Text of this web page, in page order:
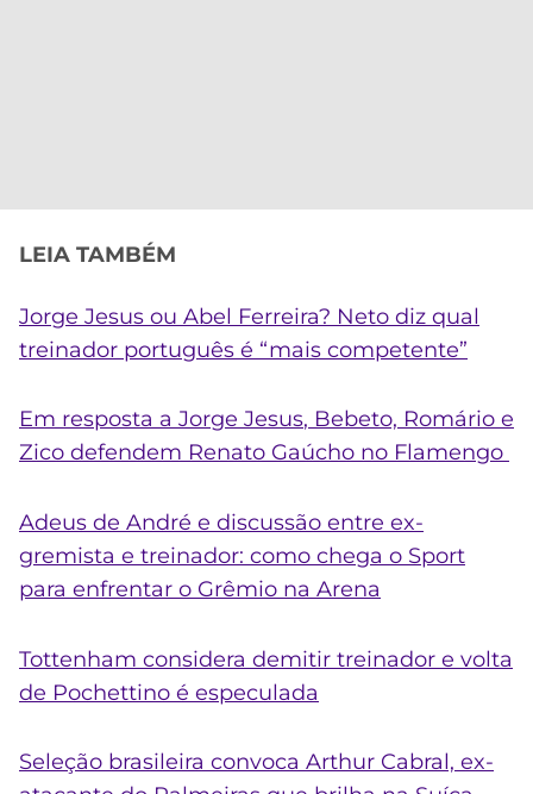
LEIA TAMBÉM
Jorge Jesus ou Abel Ferreira? Neto diz qual
treinador português é “mais competente”
Em resposta a Jorge Jesus, Bebeto, Romário e
Zico defendem Renato Gaúcho no Flamengo
Adeus de André e discussão entre ex-
gremista e treinador: como chega o Sport
para enfrentar o Grêmio na Arena
Tottenham considera demitir treinador e volta
de Pochettino é especulada
Seleção brasileira convoca Arthur Cabral, ex-